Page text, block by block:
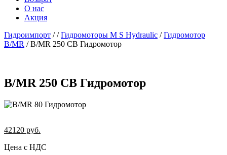
О нас
Акция
Гидроимпорт //Гидромоторы M S Hydraulic /Гидромотор
B/MR /B/MR 250 CB Гидромотор
B/MR 250 CB Гидромотор
42120 руб.
Цена с НДС